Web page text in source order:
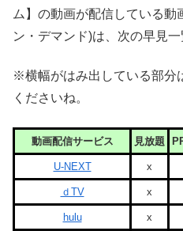
ム】の動画が配信している
ン・デマンド)は、次の早見一
※横幅がはみ出している部分
くださいね。
動画配信サービス 見放題
U-NEXT x
ｄTV x
hulu x